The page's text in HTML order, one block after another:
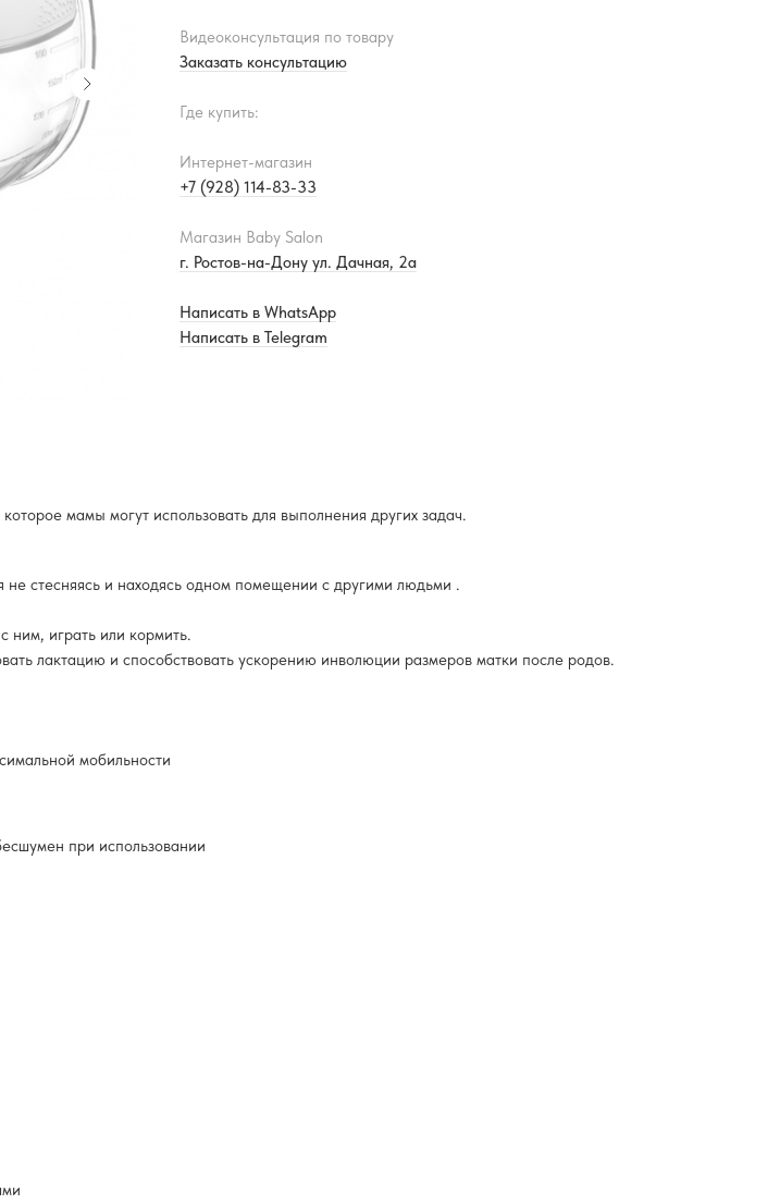
Видеоконсультация по товару
Заказать консультацию
Где купить:
Интернет-магазин
+7 (928) 114-83-33
Магазин Baby Salon
г. Ростов-на-Дону ул. Дачная, 2а
Написать в WhatsApp
Написать в Telegram
мамы могут использовать для выполнения других задач.
стесняясь и находясь одном помещении с другими людьми .
играть или кормить.
лактацию и способствовать ускорению инволюции размеров матки после родов.
мобильности
при использовании